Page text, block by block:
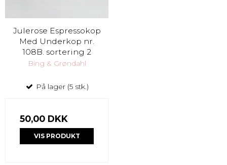
Julerose Espressokop
Med Underkop nr.
108B. sortering 2
Bing & Grøndahl
På lager (5 stk.)
50,00 DKK
VIS PRODUKT